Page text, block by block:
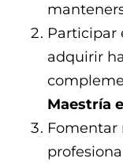
Participar
adquirir
Maestría
Fomentar